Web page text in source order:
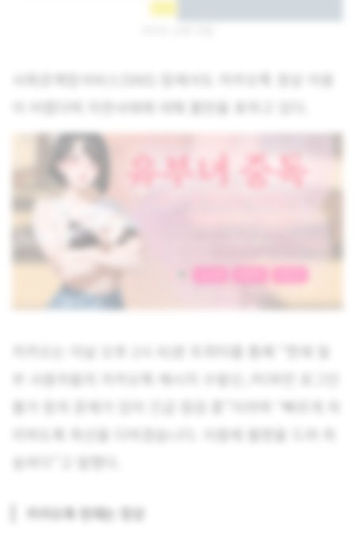
이 어렵다며 지연사태에 대해 불만을 표하고 있다.
카카오는 이날 오후 2시 41분 트위터를 통해 “현재 일
부 사용자들의 카카오톡 메시지 수발신, PC버전 로그인
불가 등의 문제가 있어 긴급 점검 중”이라며 “빠르게 처
리하도록 최선을 다하겠습니다. 이용에 불편을 드려 죄
카카오톡 현재는 정상